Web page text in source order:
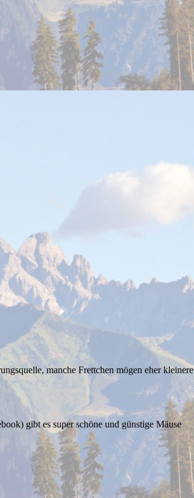
manche Frettchen mögen eher
gibt es super schöne und günstige Mäuse